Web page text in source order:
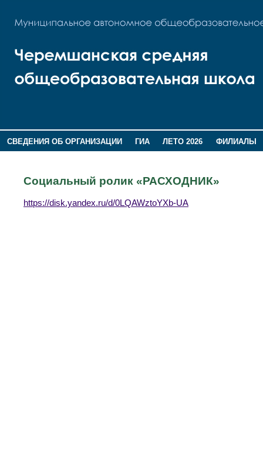
СВЕДЕНИЯ ОБ ОРГАНИЗАЦИИ ГИА ЛЕТО 2026
ФИЛИАЛЫ
Социальный ролик «РАСХОДНИК»
https://disk.yandex.ru/d/0LQAWztoYXb-UA